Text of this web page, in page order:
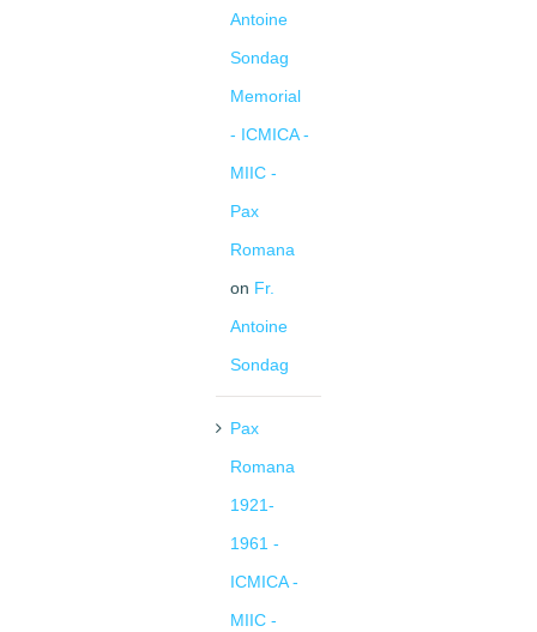
Antoine
Sondag
Memorial
- ICMICA -
MIIC -
Pax
Romana
on Fr.
Antoine
Sondag
Pax
Romana
1921-
1961 -
ICMICA -
MIIC -